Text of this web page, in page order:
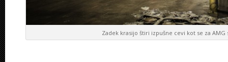
Zadek krasijo štiri izpušne cevi kot se za AMG